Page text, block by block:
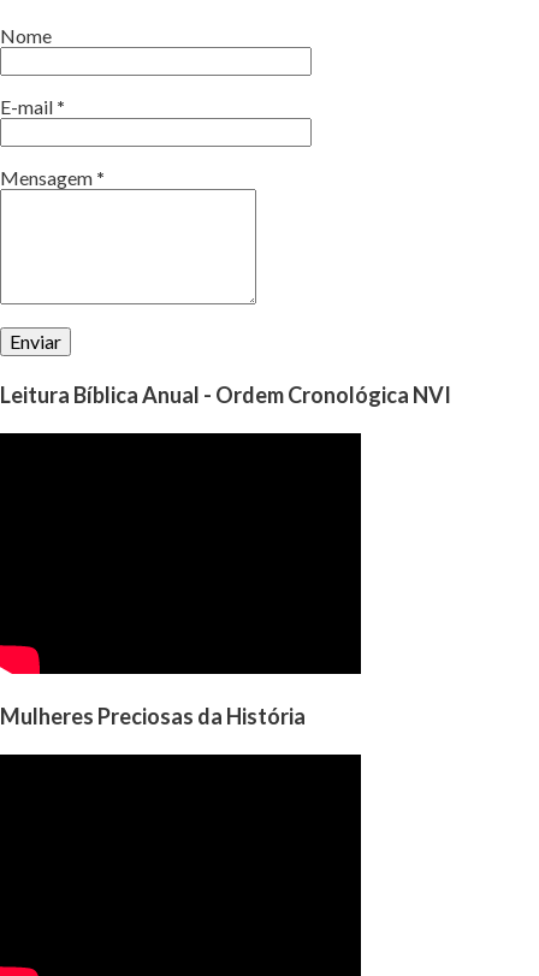
Nome
E-mail *
Mensagem *
Leitura Bíblica Anual - Ordem Cronológica NVI
Mulheres Preciosas da História